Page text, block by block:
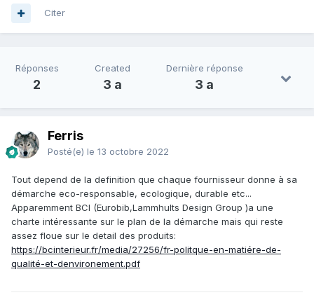
Citer
Réponses
2
Created
3 a
Dernière réponse
3 a
Ferris
Posté(e) le 13 octobre 2022
Tout depend de la definition que chaque fournisseur donne à sa
démarche eco-responsable, ecologique, durable etc...
Apparemment BCI (Eurobib,Lammhults Design Group )a une
charte intéressante sur le plan de la démarche mais qui reste
assez floue sur le detail des produits:
https://bcinterieur.fr/media/27256/fr-politque-en-matiére-de-
qualité-et-denvironement.pdf